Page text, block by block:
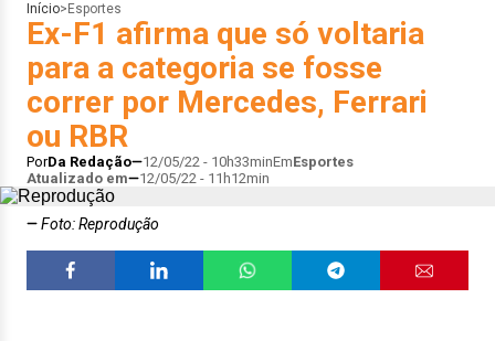
Início> Esportes
Ex-F1 afirma que só voltaria
para a categoria se fosse
correr por Mercedes, Ferrari
ou RBR
PorDa Redação 12/05/22 - 10h33minEmEsportes
Atualizado em
12/05/22 - 11h12min
Foto: Reprodução